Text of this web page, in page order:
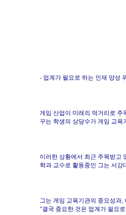
- 업계가 필요로 하는 인재 양성
게임 산업이 미래의 먹거리로 주
꾸는 학생의 상당수가 게임 교
이러한 상황에서 최근 주목받고
학과 교수로 활동중인 그는 서
그는 게임 교육기관의 중요성과
“결국 중요한 것은 업계가 필요